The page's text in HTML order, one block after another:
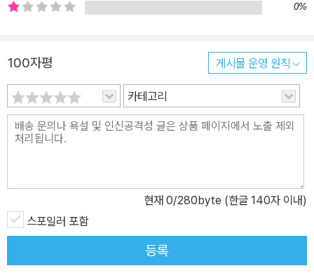
23회 야마모토슈고로상을 거머쥐었다. 일본을 대표하는 작가인 야마
미야베 미유키, 요시다 슈이치, 온다 리쿠, 에쿠니 가오리 등의 작가들
이 거쳐가며 이름을 널리 떨쳤다. 인간의 이기심과 자만 앞에서 결국
하나로 뒤섞일 수밖에 없는 선과 악의 참모습을 보여준 누쿠이 도쿠
로. 모순된 인생을 사는 등장인물들의 엇갈리는 배치와 섬세하게 그
려진 심리는 언제나 독자를 놀라게 한다. “인터넷 게시물을 하나하나
주세요, 대신 죽일 사람 모집, 어떤 일이든 대신해 드립니다……. 이게
치안국가에서 실제로 벌어지는 일인가.” _ 본문 중에서 ‘사회파 미스
터리 대표작가’로서의 입지를 굳힌 누쿠이 도쿠로 최고의 작품! 인간
의 내면을 깊이 응시하여 온전히 담아냈다. _ 시게마쓰 기요시(작가)
0%
100자평 게시물 운영 원칙
카테고리
현재 0/280byte (한글 140자 이내)
스포일러 포함
등록